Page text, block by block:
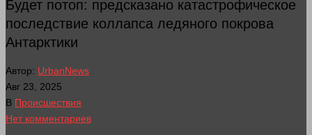
Будет потоп: предсказано катастрофическое
последствие коллапса ледяного покрова
Антарктики
Автор: UrbanNews
Авг 23, 2025
В Происшествия
Нет комментариев